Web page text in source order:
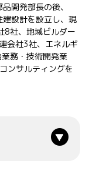
開発部長の後、
設計を設立し、現
8社、地域ビルダー
会社3社、エネルギ
務・技術開発業
ンサルティングを